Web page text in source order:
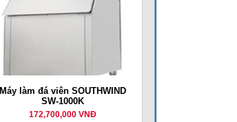
Máy làm đá viên SOUTHWIND
SW-1000K
172,700,000 VNĐ